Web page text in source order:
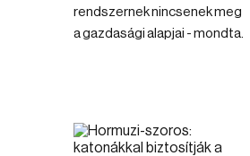
rendszernek nincsenek meg
a gazdasági alapjai - mondta.